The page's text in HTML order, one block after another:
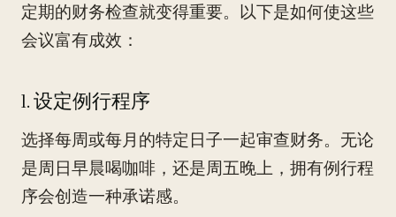
定期的财务检查就变得重要。以下是如何使这些
会议富有成效：
1. 设定例行程序
选择每周或每月的特定日子一起审查财务。无论
是周日早晨喝咖啡，还是周五晚上，拥有例行程
序会创造一种承诺感。